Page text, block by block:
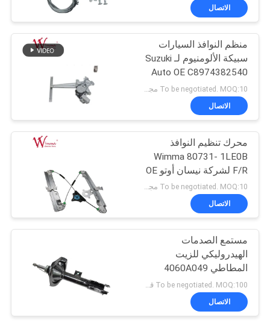
المصنع
رقابة
جودة
أخبار
اطلب
اقتباس
خريطة
الموقع
سياسة
الخصوصية
قطع غيار الدراجات
النارية
25
آلة كابل السيارات
11
33
الاتصال
منظم النوافذ السيارات
سبيكة الألومنيوم لـ Suzuki
Auto OE C8974382540
R/L
الاتصال
محرك تنظيم النوافذ
Wimma 80731- 1LE0B
F/R لشركة نيسان أوتو OE
748-981 80720-1LA0BTo be negotiated. MOQ:10 مجموعات لترتيب التتبع لاختبار الجودة.
الاتصال
مستمع الصدمات
الهيدروليكي للزيت
المطاطي 4060A049
CC2934900 للسيارات
عالية الجودة
To be negotiated. MOQ:100 قطعة
الاتصال